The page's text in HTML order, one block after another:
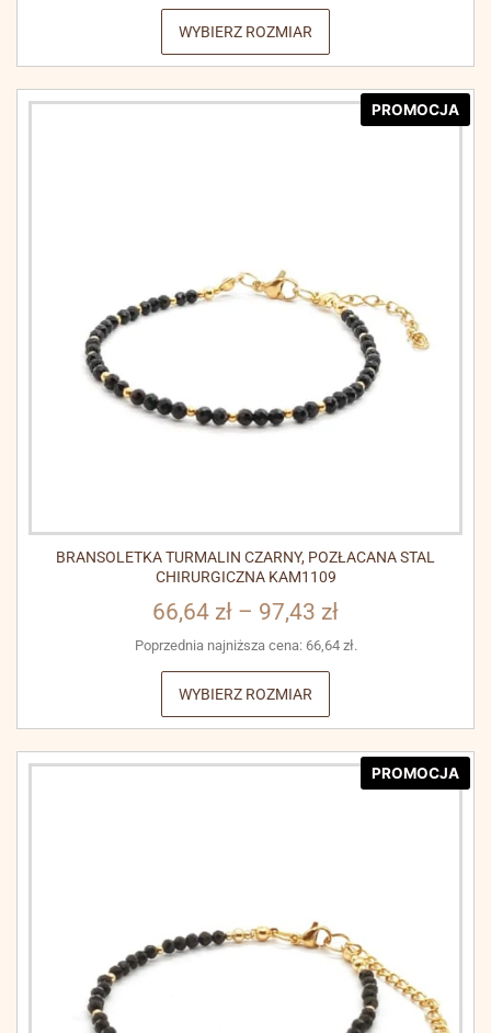
WYBIERZ ROZMIAR
PROMOCJA
BRANSOLETKA TURMALIN CZARNY, POZŁACANA STAL
CHIRURGICZNA KAM1109
66,64 zł – 97,43 zł
Poprzednia najniższa cena: 66,64 zł.
WYBIERZ ROZMIAR
PROMOCJA